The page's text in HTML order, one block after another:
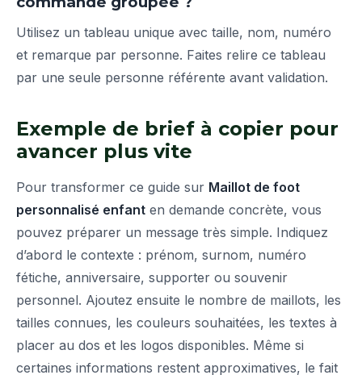
Utilisez un tableau unique avec taille, nom, numéro
et remarque par personne. Faites relire ce tableau
par une seule personne référente avant validation.
Exemple de brief à copier pour
avancer plus vite
Pour transformer ce guide sur Maillot de foot
personnalisé enfant en demande concrète, vous
pouvez préparer un message très simple. Indiquez
d’abord le contexte : prénom, surnom, numéro
fétiche, anniversaire, supporter ou souvenir
personnel. Ajoutez ensuite le nombre de maillots, les
tailles connues, les couleurs souhaitées, les textes à
placer au dos et les logos disponibles. Même si
certaines informations restent approximatives, le fait